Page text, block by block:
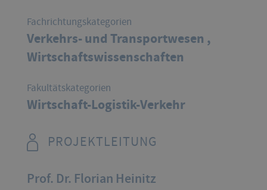
Fachrichtungskategorien
Verkehrs- und Transportwesen ,
Wirtschaftswissenschaften
Fakultätskategorien
Wirtschaft-Logistik-Verkehr
PROJEKTLEITUNG
Prof. Dr. Florian Heinitz